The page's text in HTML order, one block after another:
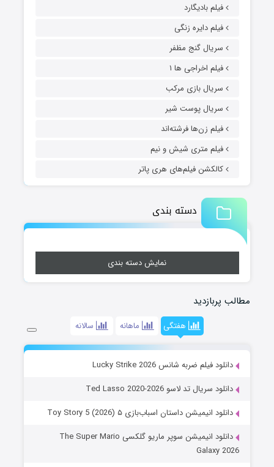
فیلم بادیگارد
فیلم دایره زنگی
سریال گنج مظفر
فیلم اخراجی ها ۱
سریال بازی مرکب
سریال پوست شیر
فیلم زن‌ها فرشته‌اند
فیلم متری شیش و نیم
کالکشن فیلم‌های هری پاتر
دسته بندی
نمایش دسته بندی
مطالب پربازدید
هفتگی ماهانه سالانه
دانلود فیلم ضربه شانس Lucky Strike 2026
دانلود سریال تد لاسو Ted Lasso 2020-2026
دانلود انیمیشن داستان اسباب‌بازی ۵ Toy Story 5 (2026)
دانلود انیمیشن سوپر ماریو گلکسی The Super Mario
Galaxy 2026